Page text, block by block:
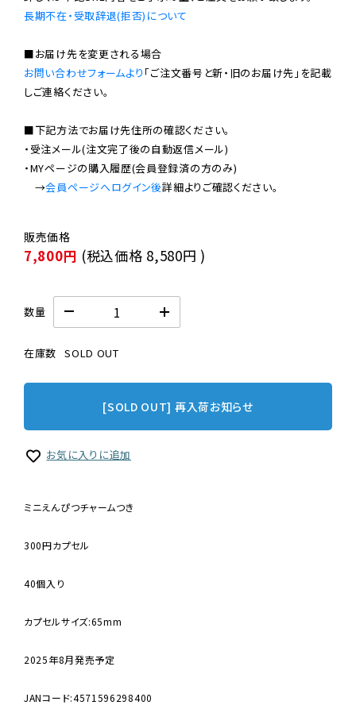
長期不在・受取辞退(拒否)について
お問い合わせフォームより 「ご注文番号と新・旧のお届け先」を記載
しご連絡ください。
■下記方法でお届け先住所の確認ください。
・受注メール(注文完了後の自動返信メール)
・MYページの購入履歴(会員登録済の方のみ)
→会員ページへログイン後
7,800円 (税込価格 8,580円 )
数量
在庫数 SOLD OUT
[SOLD OUT] 再入荷お知らせ
お気に入りに追加
ミニえんぴつチャームつき
300円カプセル
40個入り
カプセルサイズ:65mm
2025年8月発売予定
JANコード:4571596298400